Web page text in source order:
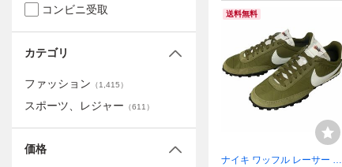
送料無料
ナイキ ワッフル レーサー 26
コンビニ受取
カテゴリ
ファッション （1,415）
スポーツ、レジャー （611 ）
価格